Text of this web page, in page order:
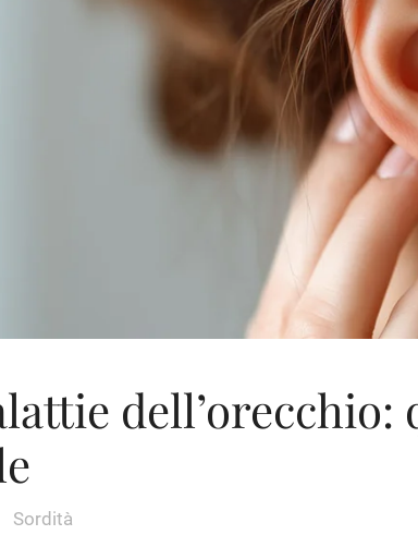
dell’orecchio:
Sordità